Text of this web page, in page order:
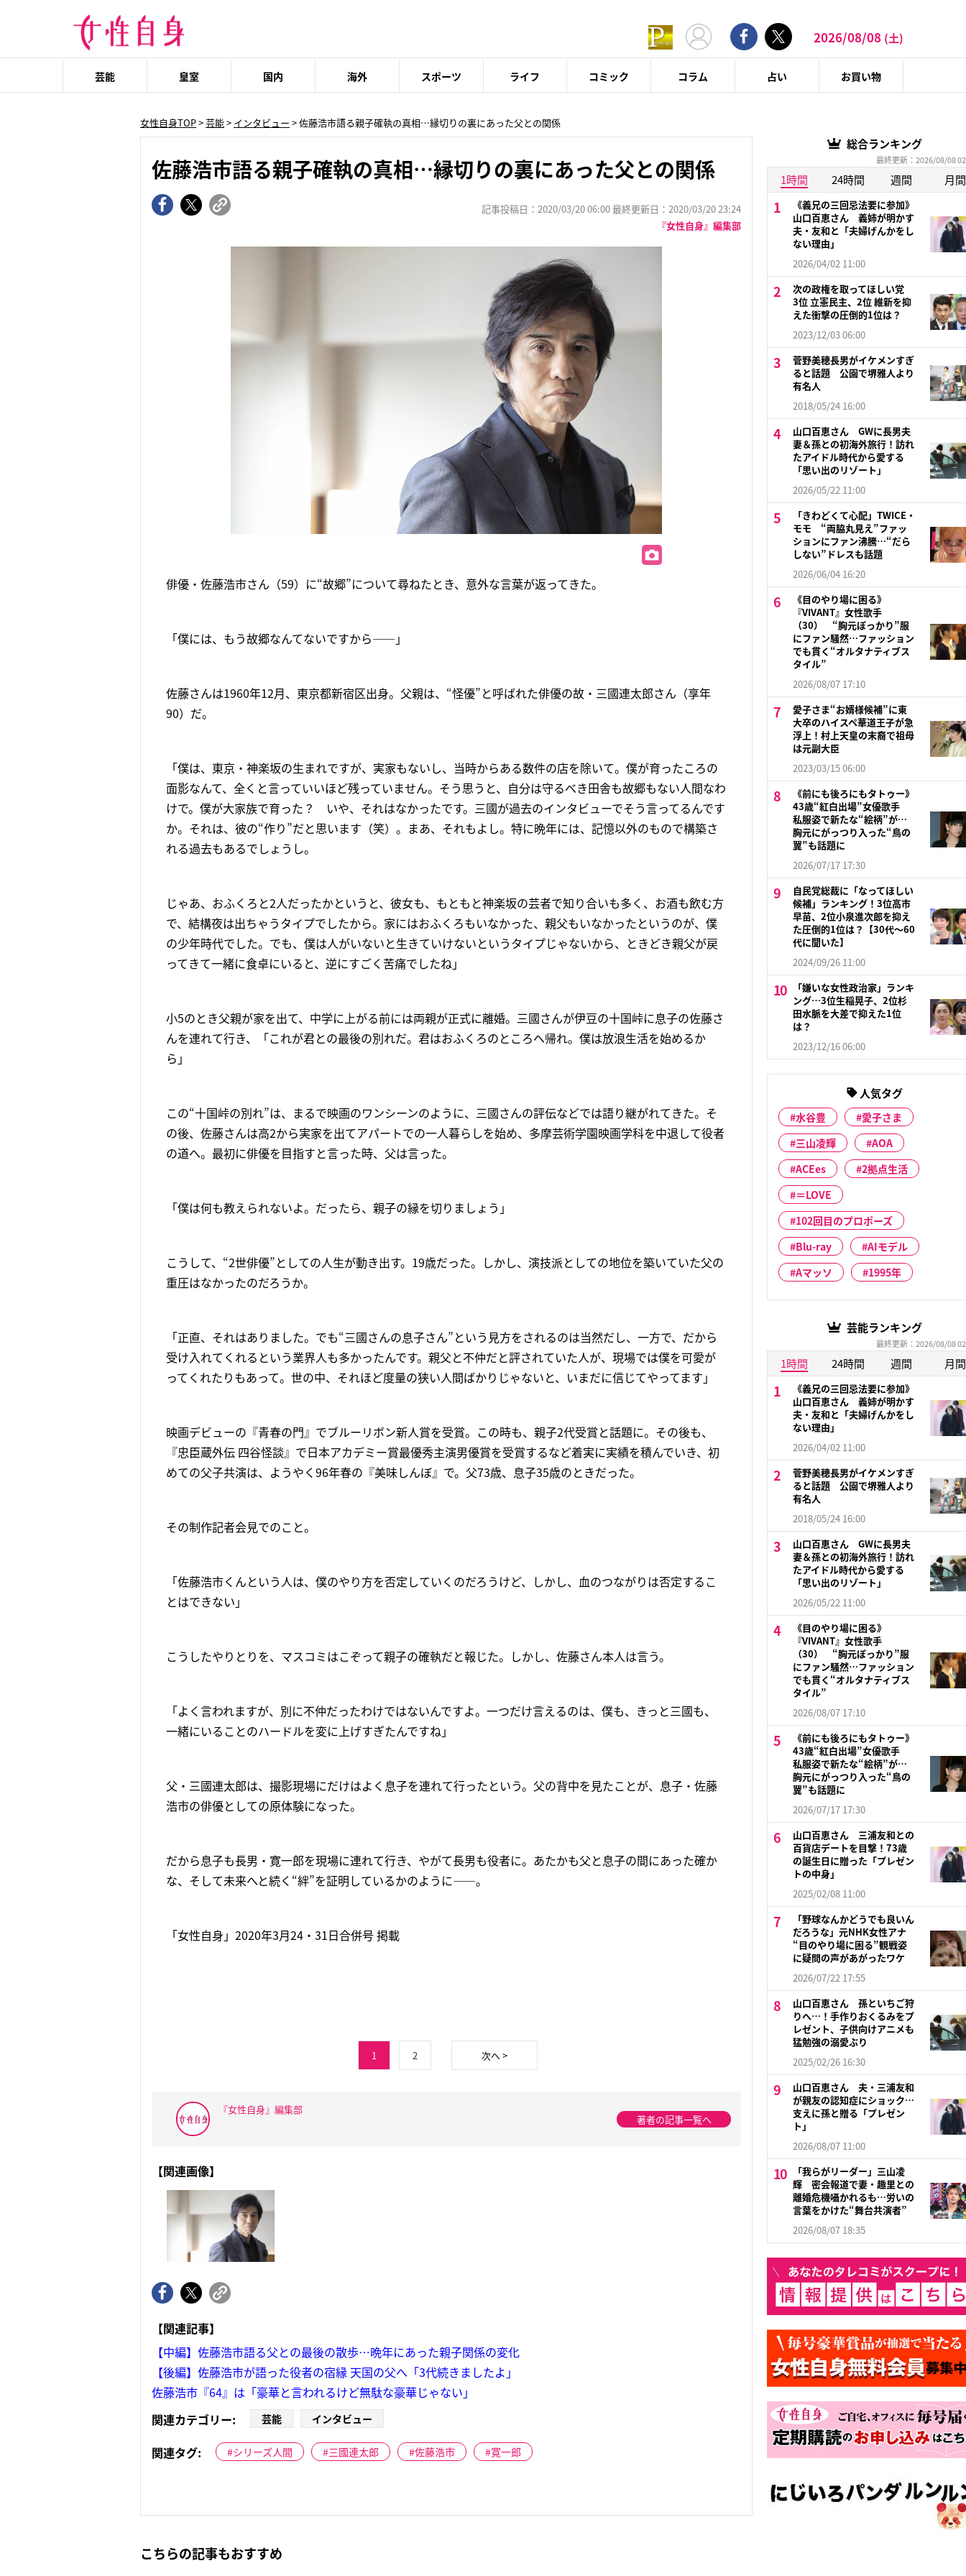
2026/08/08 (土)
芸能 皇室 国内 海外 スポーツ ライフ コミック コラム 占い お買い物
女性自身TOP>芸能> インタビュー > 佐藤浩市語る親子確執の真相…縁切りの裏にあった父との関係
佐藤浩市語る親子確執の真相…縁切りの裏にあった父との関係
記事投稿日：2020/03/20 06:00 最終更新日：2020/03/20 23:24
『女性自身』編集部
俳優・佐藤浩市さん（59）に“故郷”について尋ねたとき、意外な言葉が返ってきた。
「僕には、もう故郷なんてないですから――」
佐藤さんは1960年12月、東京都新宿区出身。父親は、“怪優”と呼ばれた俳優の故・三國連太郎さん（享年
90）だ。
「僕は、東京・神楽坂の生まれですが、実家もないし、当時からある数件の店を除いて。僕が育ったころの
面影なんて、全くと言っていいほど残っていません。そう思うと、自分は守るべき田舎も故郷もない人間なわ
けで。僕が大家族で育った？ いや、それはなかったです。三國が過去のインタビューでそう言ってるんです
か。それは、彼の“作り”だと思います（笑）。まあ、それもよし。特に晩年には、記憶以外のもので構築さ
れる過去もあるでしょうし。
じゃあ、おふくろと2人だったかというと、彼女も、もともと神楽坂の芸者で知り合いも多く、お酒も飲む方
で、結構夜は出ちゃうタイプでしたから。家にはおふくろもいなかった、親父もいなかったというのが、僕
の少年時代でした。でも、僕は人がいないと生きていけないというタイプじゃないから、ときどき親父が戻
ってきて一緒に食卓にいると、逆にすごく苦痛でしたね」
小5のとき父親が家を出て、中学に上がる前には両親が正式に離婚。三國さんが伊豆の十国峠に息子の佐藤さ
んを連れて行き、「これが君との最後の別れだ。君はおふくろのところへ帰れ。僕は放浪生活を始めるか
ら」
この“十国峠の別れ”は、まるで映画のワンシーンのように、三國さんの評伝などでは語り継がれてきた。そ
の後、佐藤さんは高2から実家を出てアパートでの一人暮らしを始め、多摩芸術学園映画学科を中退して役者
の道へ。最初に俳優を目指すと言った時、父は言った。
「僕は何も教えられないよ。だったら、親子の縁を切りましょう」
こうして、“2世俳優”としての人生が動き出す。19歳だった。しかし、演技派としての地位を築いていた父の
重圧はなかったのだろうか。
「正直、それはありました。でも“三國さんの息子さん”という見方をされるのは当然だし、一方で、だから
受け入れてくれるという業界人も多かったんです。親父と不仲だと評されていた人が、現場では僕を可愛が
ってくれたりもあって。世の中、それほど度量の狭い人間ばかりじゃないと、いまだに信じてやってます」
映画デビューの『青春の門』でブルーリボン新人賞を受賞。この時も、親子2代受賞と話題に。その後も、
『忠臣蔵外伝 四谷怪談』で日本アカデミー賞最優秀主演男優賞を受賞するなど着実に実績を積んでいき、初
めての父子共演は、ようやく96年春の『美味しんぼ』で。父73歳、息子35歳のときだった。
その制作記者会見でのこと。
「佐藤浩市くんという人は、僕のやり方を否定していくのだろうけど、しかし、血のつながりは否定するこ
とはできない」
こうしたやりとりを、マスコミはこぞって親子の確執だと報じた。しかし、佐藤さん本人は言う。
「よく言われますが、別に不仲だったわけではないんですよ。一つだけ言えるのは、僕も、きっと三國も、
一緒にいることのハードルを変に上げすぎたんですね」
父・三國連太郎は、撮影現場にだけはよく息子を連れて行ったという。父の背中を見たことが、息子・佐藤
浩市の俳優としての原体験になった。
だから息子も長男・寛一郎を現場に連れて行き、やがて長男も役者に。あたかも父と息子の間にあった確か
な、そして未来へと続く“絆”を証明しているかのように――。
「女性自身」2020年3月24・31日合併号 掲載
1 2 次へ >
『女性自身』編集部
著者の記事一覧へ
【関連画像】
【関連記事】
【中編】佐藤浩市語る父との最後の散歩…晩年にあった親子関係の変化
【後編】佐藤浩市が語った役者の宿縁 天国の父へ「3代続きましたよ」
佐藤浩市『64』は「豪華と言われるけど無駄な豪華じゃない」
関連カテゴリー:
芸能 インタビュー
関連タグ: シリーズ人間 三國連太郎 佐藤浩市 寛一郎
こちらの記事もおすすめ
総合ランキング
最終更新：2026/08/08
1時間 24時間 週間 月間
《義兄の三回忌法要に参加》
山口百恵さん 義姉が明かす
夫・友和と「夫婦げんかをし
ない理由」
2026/04/02 11:00
次の政権を取ってほしい党
3位 立憲民主、2位 維新を抑
えた衝撃の圧倒的1位は？
2023/12/03 06:00
菅野美穂長男がイケメンすぎ
ると話題 公園で堺雅人より
有名人
2018/05/24 16:00
山口百恵さん GWに長男夫
妻＆孫との初海外旅行！訪れ
たアイドル時代から愛する
「思い出のリゾート」
2026/05/22 11:00
「きわどくて心配」TWICE・
モモ “両脇丸見え”ファッ
ションにファン沸騰…“だら
しない”ドレスも話題
2026/06/04 16:20
《目のやり場に困る》
『VIVANT』女性歌手
（30） “胸元ぽっかり”服
にファン騒然…ファッション
でも貫く“オルタナティブス
タイル”
2026/08/07 17:10
愛子さま“お婿様候補”に東
大卒のハイスペ華道王子が急
浮上！村上天皇の末裔で祖母
は元副大臣
2023/03/15 06:00
《前にも後ろにもタトゥー》
43歳“紅白出場”女優歌手
私服姿で新たな“絵柄”が…
胸元にがっつり入った“鳥の
翼”も話題に
2026/07/17 17:30
自民党総裁に「なってほしい
候補」ランキング！3位高市
早苗、2位小泉進次郎を抑え
た圧倒的1位は？【30代〜60
代に聞いた】
2024/09/26 11:00
「嫌いな女性政治家」ランキ
ング…3位生稲晃子、2位杉
田水脈を大差で抑えた1位
は？
2023/12/16 06:00
人気タグ
水谷豊
愛子さま
三山凌輝
AOA
ACEes
2拠点生活
＝LOVE
102回目のプロポーズ
Blu-ray
AIモデル
Aマッソ
1995年
芸能ランキング
最終更新：2026/08/08
1時間 24時間 週間 月間
《義兄の三回忌法要に参加》
山口百恵さん 義姉が明かす
夫・友和と「夫婦げんかをし
ない理由」
2026/04/02 11:00
菅野美穂長男がイケメンすぎ
ると話題 公園で堺雅人より
有名人
2018/05/24 16:00
山口百恵さん GWに長男夫
妻＆孫との初海外旅行！訪れ
たアイドル時代から愛する
「思い出のリゾート」
2026/05/22 11:00
《目のやり場に困る》
『VIVANT』女性歌手
（30） “胸元ぽっかり”服
にファン騒然…ファッション
でも貫く“オルタナティブス
タイル”
2026/08/07 17:10
《前にも後ろにもタトゥー》
43歳“紅白出場”女優歌手
私服姿で新たな“絵柄”が…
胸元にがっつり入った“鳥の
翼”も話題に
2026/07/17 17:30
山口百恵さん 三浦友和との
百貨店デートを目撃！73歳
の誕生日に贈った「プレゼン
トの中身」
2025/02/08 11:00
「野球なんかどうでも良いん
だろうな」元NHK女性アナ
“目のやり場に困る”観戦姿
に疑問の声があがったワケ
2026/07/22 17:55
山口百恵さん 孫といちご狩
りへ…！手作りおくるみをプ
レゼント、子供向けアニメも
猛勉強の溺愛ぶり
2025/02/26 16:30
山口百恵さん 夫・三浦友和
が親友の認知症にショック…
支えに孫と贈る「プレゼン
ト」
2026/08/07 11:00
「我らがリーダー」三山凌
輝 密会報道で妻・趣里との
離婚危機囁かれるも…労いの
言葉をかけた“舞台共演者”
2026/08/07 18:35